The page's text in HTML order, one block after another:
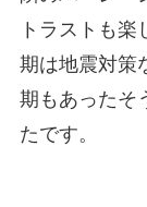
トラストも
期は地震対策
期もあったそ
たです。